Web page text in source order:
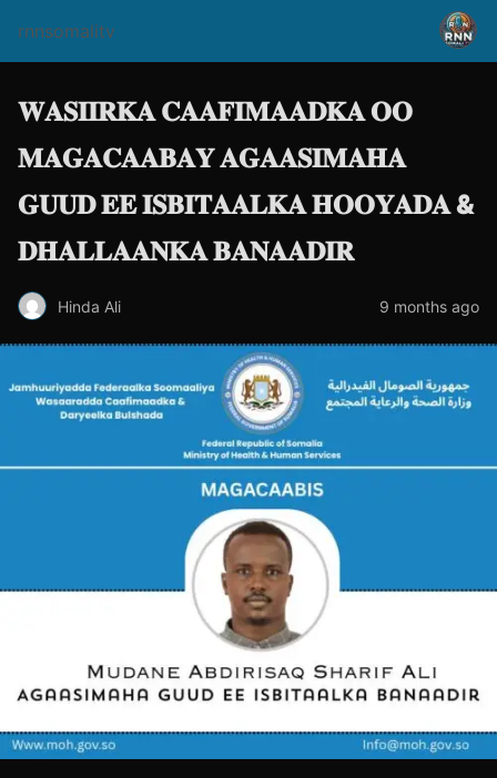
rnnsomalitv
𝐖𝐀𝐒𝐈𝐈𝐑𝐊𝐀 𝐂𝐀𝐀𝐅𝐈𝐌𝐀𝐀𝐃𝐊𝐀 𝐎𝐎
𝐌𝐀𝐆𝐀𝐂𝐀𝐀𝐁𝐀𝐘 𝐀𝐆𝐀𝐀𝐒𝐈𝐌𝐀𝐇𝐀
𝐆𝐔𝐔𝐃 𝐄𝐄 𝐈𝐒𝐁𝐈𝐓𝐀𝐀𝐋𝐊𝐀 𝐇𝐎𝐎𝐘𝐀𝐃𝐀 &
𝐃𝐇𝐀𝐋𝐋𝐀𝐀𝐍𝐊𝐀 𝐁𝐀𝐍𝐀𝐀𝐃𝐈𝐑
Hinda Ali 9 months ago